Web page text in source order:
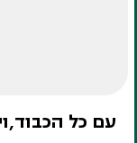
עם כל